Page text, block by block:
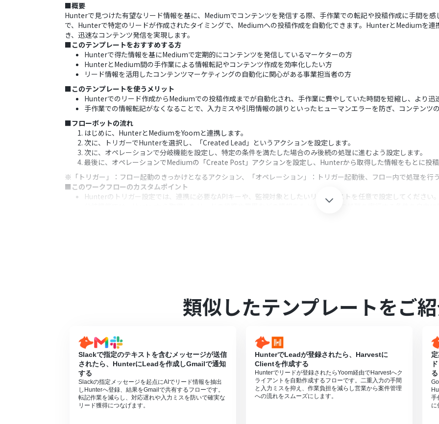
■概要
Hunterで見つけた有望なリード情報を基に、Mediumでコンテンツを発信する際、手作業での転記や投稿作成に手間を
で、Hunterで特定のリードが作成されたタイミングで、Mediumへの投稿作成を自動化できます。HunterとMediumを連
き、迅速なコンテンツ発信を実現します。
■このテンプレートをおすすめする方
Hunterで得た情報を基にMediumで定期的にコンテンツを発信しているマーケターの方
HunterとMedium間の手作業による情報転記やコンテンツ作成を効率化したい方
リード情報を活用したコンテンツマーケティングの自動化に関心がある事業担当者の方
■このテンプレートを使うメリット
Hunterでのリード作成からMediumでの投稿作成までが自動化され、手作業に費やしていた時間を短縮し、より迅
手作業での情報転記がなくなることで、入力ミスや引用情報の誤りといったヒューマンエラーを防ぎ、コンテンツ
■フローボットの流れ
はじめに、HunterとMediumをYoomと連携します。
次に、トリガーでHunterを選択し、「Created Lead」というアクションを設定します。
次に、オペレーションで分岐機能を設定し、特定の条件を満たした場合のみ後続の処理に進むよう設定します。
最後に、オペレーションでMediumの「Create Post」アクションを設定し、Hunterから取得した情報をもとに投
※「トリガー」：フロー起動のきっかけとなるアクション、「オペレーション」：トリガー起動後、フロー内で処理を行
■このワークフローのカスタムポイント
Hunterのトリガー設定では、連携に必要なAPIキーや、監視対象としたいリードリストを任意で設定してください
類似したテンプレートをご
Slackで指定のテキストを含むメッセージが送信
されたら、HunterにLeadを作成しGmailで通知
する
Slackの指定メッセージを起点にAIでリード情報を抽出
しHunterへ登録、結果をGmailで共有するフローです。
転記作業を減らし、対応遅れや入力ミスを防いで確実な
リード獲得につなげます。
HunterでLeadが登録されたら、Harvestに
Clientを作成する
Hunterでリードが登録されたらYoom経由でHarvestへク
ライアントを自動作成するフローです。二重入力の手間
と入力ミスを抑え、作業負担を減らし営業から案件管理
への流れをスムーズにします。
る
手
に